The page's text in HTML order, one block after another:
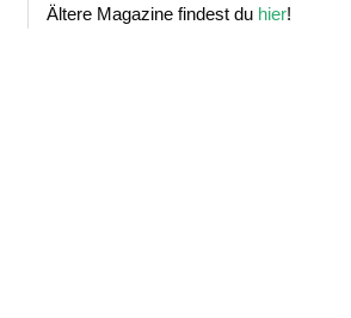
Ältere Magazine findest du hier!